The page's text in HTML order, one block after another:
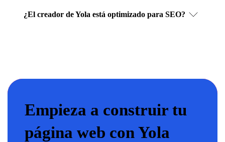
¿El creador de Yola está optimizado para SEO?
Empieza a construir tu
página web con Yola